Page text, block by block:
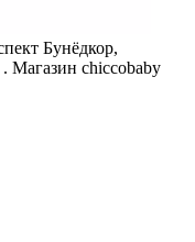
Бунёдкор,
Магазин chiccobaby